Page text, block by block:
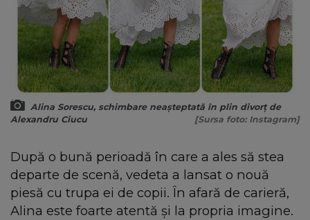
Alina Sorescu, schimbare neașteptată în plin divorț de
Alexandru Ciucu
[Sursa foto: Instagram]
După o bună perioadă în care a ales să stea
departe de scenă, vedeta a lansat o nouă
piesă cu trupa ei de copii. În afară de carieră,
Alina este foarte atentă și la propria imagine.